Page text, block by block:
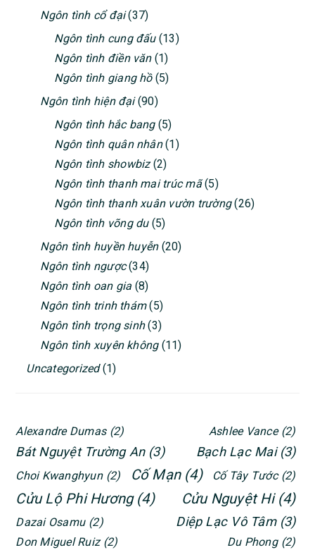
Ngôn tình cổ đại(37)
Ngôn tình cung đấu(13)
Ngôn tình điền văn(1)
Ngôn tình giang hồ(5)
Ngôn tình hiện đại(90)
Ngôn tình hắc bang(5)
Ngôn tình quân nhân(1)
Ngôn tình showbiz(2)
Ngôn tình thanh mai trúc mã(5)
Ngôn tình thanh xuân vườn trường(26)
Ngôn tình võng du(5)
Ngôn tình huyền huyễn(20)
Ngôn tình ngược(34)
Ngôn tình oan gia (8)
Ngôn tình trinh thám(5)
Ngôn tình trọng sinh(3)
Ngôn tình xuyên không(11)
Uncategorized(1)
Alexandre Dumas (2) Ashlee Vance (2)
Bát Nguyệt Trường An (3) Bạch Lạc Mai (3)
Choi Kwanghyun (2) Cố Mạn (4) Cố Tây Tước (2)
Cửu Lộ Phi Hương (4) Cửu Nguyệt Hi (4)
Dazai Osamu (2) Diệp Lạc Vô Tâm (3)
Don Miguel Ruiz (2) Du Phong (2)